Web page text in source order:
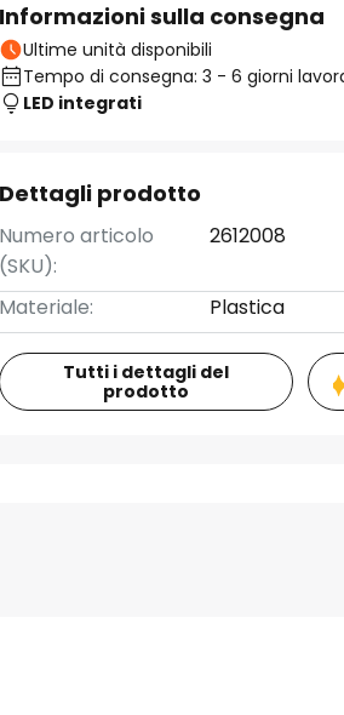
Informazioni sulla consegna
Ultime unità disponibili
Tempo di consegna: 3 - 6 giorni
LED integrati
Dettagli prodotto
Numero articolo
(SKU):
2612008
Materiale: Plastica
Tutti i dettagli del
prodotto